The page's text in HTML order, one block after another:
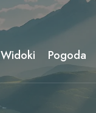
Widoki Pogoda